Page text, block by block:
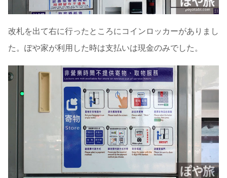
改札を出て右に行ったところにコインロッカーがありまし
た。ぽや家が利用した時は支払いは現金のみでした。